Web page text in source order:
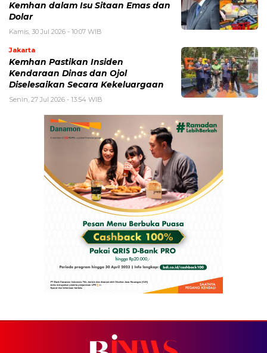
Kemhan dalam Isu Sitaan Emas dan
Dolar
Kamis, 30 Jul 2026 - 10:07 WIB
Jakarta
Kemhan Pastikan Insiden
Kendaraan Dinas dan Ojol
Diselesaikan Secara Kekeluargaan
Senin, 27 Jul 2026 - 13:54 WIB